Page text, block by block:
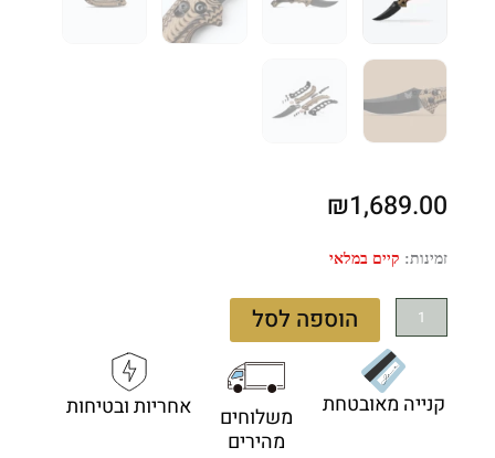
₪1,689.00
זמינות: קיים במלאי
כמות
Benchmade
Bedlam
865BK-
01
הוספה לסל
קנייה מאובטחת
משלוחים
מהירים
אחריות ובטיחות